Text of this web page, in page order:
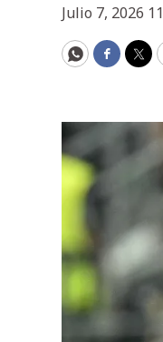
Julio 7, 2026
WhatsApp